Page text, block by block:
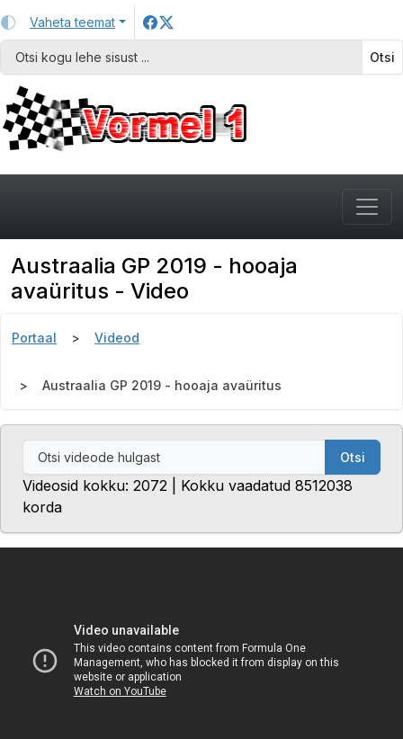
Vaheta teemat
Otsi
Austraalia GP 2019 - hooaja
avaüritus - Video
Portaal Videod
Austraalia GP 2019 - hooaja avaüritus
Otsi
Videosid kokku: 2072 | Kokku vaadatud 8512038
korda